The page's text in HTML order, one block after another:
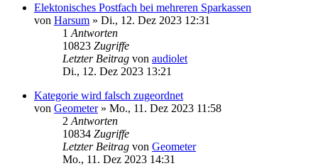
Elektonisches Postfach bei mehreren Sparkassen
von Harsum » Di., 12. Dez 2023 12:31
1 Antworten
10823 Zugriffe
Letzter Beitrag von audiolet
Di., 12. Dez 2023 13:21
Kategorie wird falsch zugeordnet
von Geometer» Mo., 11. Dez 2023 11:58
2 Antworten
10834 Zugriffe
Letzter Beitrag von Geometer
Mo., 11. Dez 2023 14:31